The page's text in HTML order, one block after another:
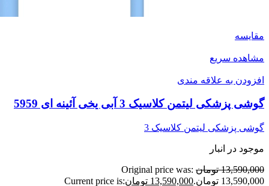
مقایسه
مشاهده سریع
افزودن به علاقه مندی
گوشی پزشکی لیتمن کلاسیک 3 آبی یخی آئینه ای 5959
گوشی پزشکی لیتمن کلاسیک 3
موجود در انبار
13,590,000 تومان
Original price was:
13,590,000 تومان.
13,590,000 تومان
Current price is: